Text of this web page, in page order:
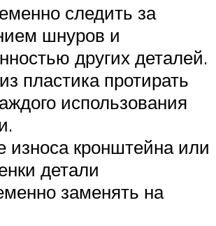
следить за
шнуров и
других деталей.
пластика протирать
использования
износа кронштейна или
детали
заменять на